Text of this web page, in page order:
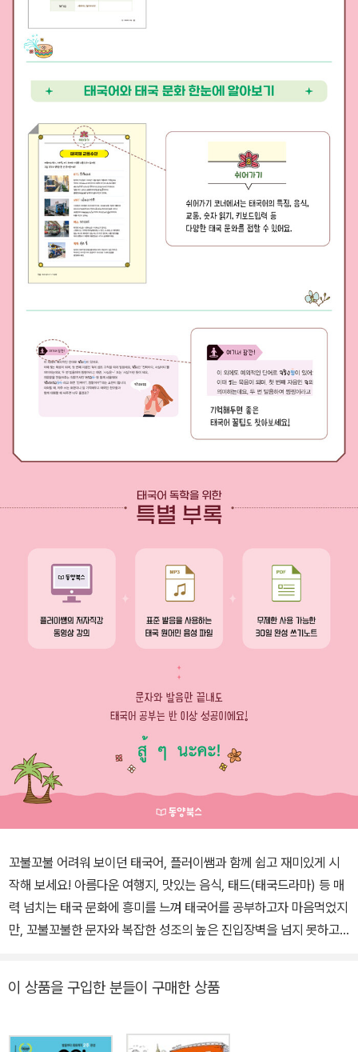
꼬불꼬불 어려워 보이던 태국어, 플러이쌤과 함께 쉽고 재미있게 시
작해 보세요! 아름다운 여행지, 맛있는 음식, 태드(태국드라마) 등 매
력 넘치는 태국 문화에 흥미를 느껴 태국어를 공부하고자 마음먹었지
만, 꼬불꼬불한 문자와 복잡한 성조의 높은 진입장벽을 넘지 못하고
수 있게 도와줄 태국어 입문 도서입니다. 문자와 발음만 끝내도 태국
그동안 태국어 기초 학습서에서 집중적으로 다루지 못했던 태국어 문
이 상품을 구입한 분들이 구매한 상품